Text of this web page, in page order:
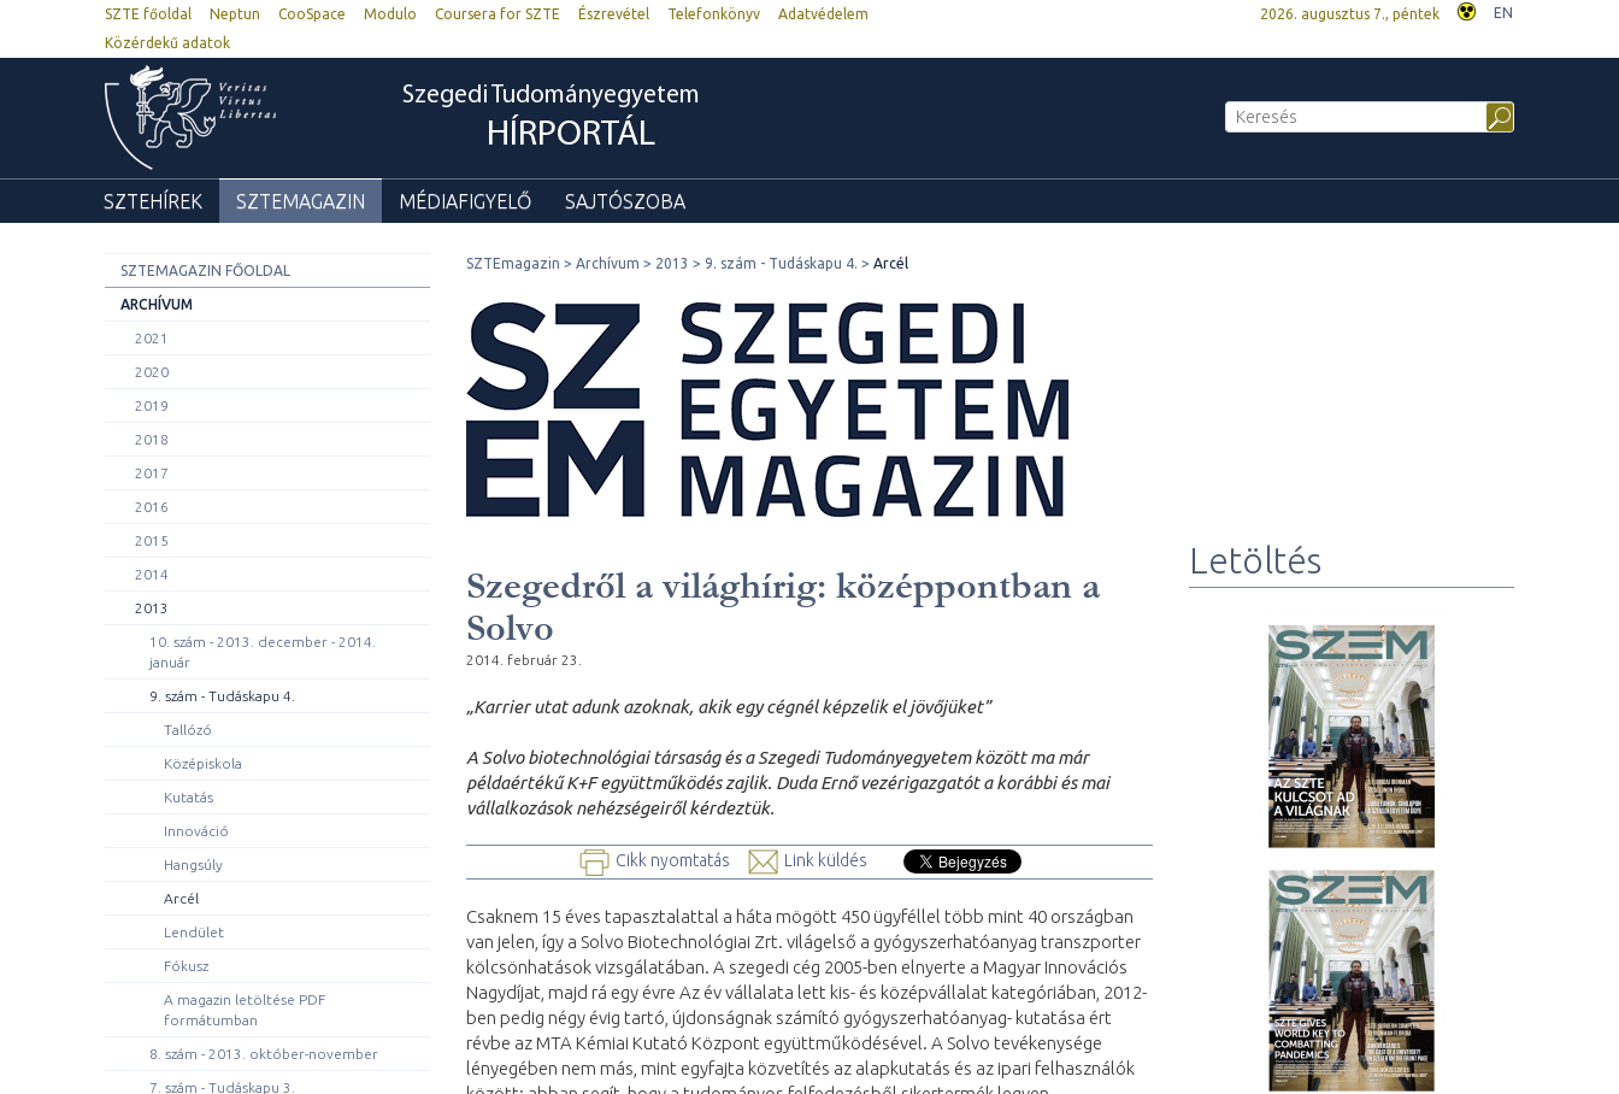
SZTE főoldal Neptun CooSpace Modulo Coursera for SZTE Észrevétel Telefonkönyv
Adatvédelem
Közérdekű adatok
2026. augusztus 7., péntek EN
Szegedi Tudományegyetem
HÍRPORTÁL
SZTEHÍREK SZTEMAGAZIN MÉDIAFIGYELŐ SAJTÓSZOBA
SZTEMAGAZIN FŐOLDAL
ARCHÍVUM
2021
2020
2019
2018
2017
2016
2015
2014
2013
10. szám - 2013. december - 2014.
január
9. szám - Tudáskapu 4.
Tallózó
Középiskola
Kutatás
Innováció
Hangsúly
Arcél
Lendület
Fókusz
A magazin letöltése PDF
formátumban
8. szám - 2013. október-november
7. szám - Tudáskapu 3.
SZTEmagazin Archívum 2013 9. szám - Tudáskapu 4. Arcél
Szegedről a világhírig: középpontban a
Solvo
2014. február 23.
„Karrier utat adunk azoknak, akik egy cégnél képzelik el jövőjüket”
A Solvo biotechnológiai társaság és a Szegedi Tudományegyetem között ma már
példaértékű K+F együttműködés zajlik. Duda Ernő vezérigazgatót a korábbi és mai
vállalkozások nehézségeiről kérdeztük.
Cikk nyomtatás Link küldés
Csaknem 15 éves tapasztalattal a háta mögött 450 ügyféllel több mint 40 országban
van jelen, így a Solvo Biotechnológiai Zrt. világelső a gyógyszerhatóanyag transzporter
kölcsönhatások vizsgálatában. A szegedi cég 2005-ben elnyerte a Magyar Innovációs
Nagydíjat, majd rá egy évre Az év vállalata lett kis- és középvállalat kategóriában, 2012-
ben pedig négy évig tartó, újdonságnak számító gyógyszerhatóanyag- kutatása ért
révbe az MTA Kémiai Kutató Központ együttműködésével. A Solvo tevékenysége
lényegében nem más, mint egyfajta közvetítés az alapkutatás és az ipari felhasználók
Letöltés